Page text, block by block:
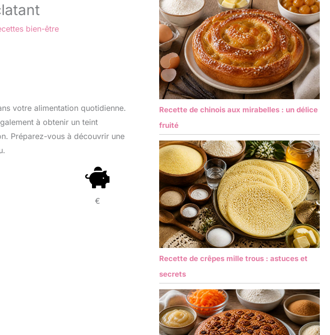
bien-être
votre alimentation quotidienne.
à obtenir un teint
Préparez-vous à découvrir une
€
Recette de chinois aux mirabelles : un délice
fruité
Recette de crêpes mille trous : astuces et
secrets